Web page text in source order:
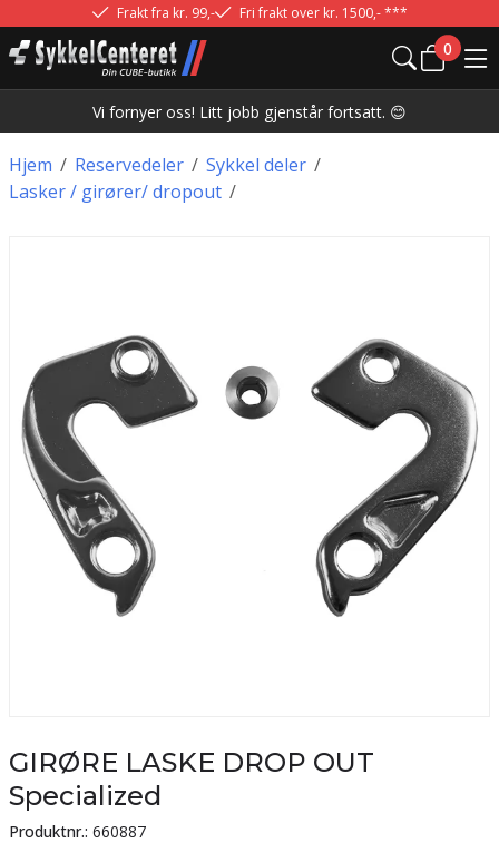
Frakt fra kr. 99,- Fri frakt over kr. 1500,- ***
0
Vi fornyer oss! Litt jobb gjenstår fortsatt. 😊
/
Hjem /
Reservedeler /
Sykkel deler
/
Lasker / girører/ dropout
GIRØRE LASKE DROP OUT
Specialized
Produktnr.: 660887